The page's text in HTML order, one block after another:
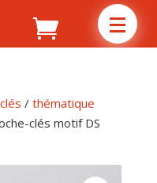
/ thématique
clés motif DS